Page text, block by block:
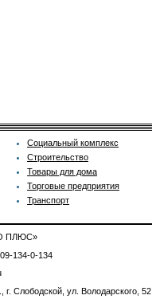
Социальный комплекс
Строительство
Товары для дома
Торговые предприятия
Транспорт
ПЛЮС»
134-0-134
г. Слободской, ул. Володарского, 52